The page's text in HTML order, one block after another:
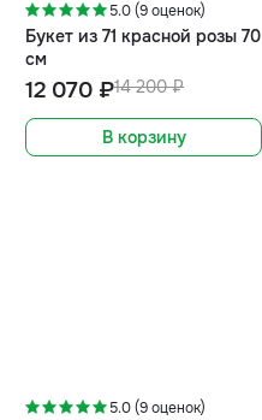
5.0 (9 оценок)
Букет из 71 красной розы 70
см
14 200 ₽
12 070 ₽
В корзину
5.0 (9 оценок)